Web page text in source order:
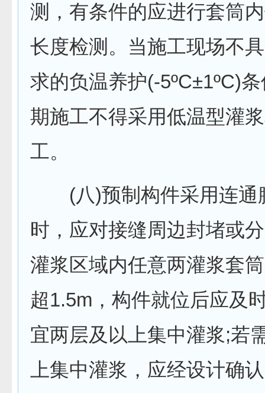
测，有条件的应进行套筒
长度检测。当施工现场不
求的负温养护(-5ºC±1ºC)
期施工不得采用低温型灌
工。
(八)预制构件采用连通
时，应对接缝周边封堵或
灌浆区域内任意两灌浆套
超1.5m，构件就位后应及
宜两层及以上集中灌浆;若
上集中灌浆，应经设计确